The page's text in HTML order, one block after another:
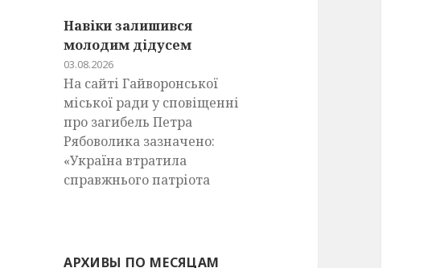
Навіки залишився
молодим дідусем
03.08.2026
На сайті Гайворонської
міської ради у сповіщенні
про загибель Петра
Рябоволика зазначено:
«Україна втратила
справжнього патріота
АРХИВЫ ПО МЕСЯЦАМ